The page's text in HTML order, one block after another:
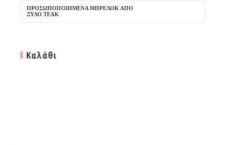
ΠΡΟΣΩΠΟΠΟΙΗΜΈΝΑ ΜΠΡΕΛΌΚ ΑΠΌ
ΞΎΛΟ TEAK
Καλάθι